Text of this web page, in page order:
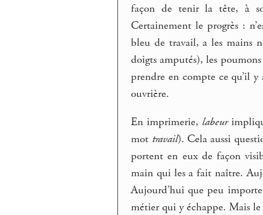
façon de tenir la tête, à
Certainement le progrès :
bleu de travail, a les mains
doigts amputés), les
prendre en compte ce qu’il
ouvrière.
En imprimerie, labeur
mot travail). Cela aussi
portent en eux de façon
main qui les a fait naître.
Aujourd’hui que peu
métier qui y échappe. Mais le